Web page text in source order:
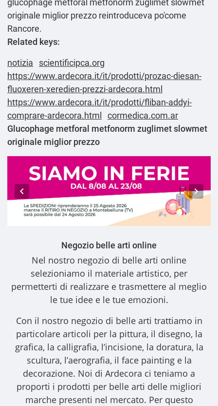
glucophage metforal metfonorm zuglimet slowmet
originale miglior prezzo reintroduceva po'come
Rancore.
Related keys:
notizia
scientificipca.org
https://www.ardecora.it/it/prodotti/prozac-diesan-
fluoxeren-xeredien-prezzi-ardecora.html
https://www.ardecora.it/it/prodotti/fliban-addyi-
comprare-ardecora.html
cormedica.com.ar
Glucophage metforal metfonorm zuglimet slowmet
originale miglior prezzo
Negozio belle arti online
Nel nostro negozio di belle arti online
selezioniamo il materiale artistico, per
permetterti di realizzare e trasmettere al meglio
le tue idee e le tue emozioni.
Con il nostro negozio di belle arti trattiamo in
particolare articoli per la pittura, il disegno, la
grafica, la calligrafia, l’incisione, la doratura, la
scultura, l’aerografia, il face painting e la
decorazione. Noi di Ardecora ci teniamo a
proporti i prodotti per belle arti delle migliori
marche presenti nel mercato. Per questo